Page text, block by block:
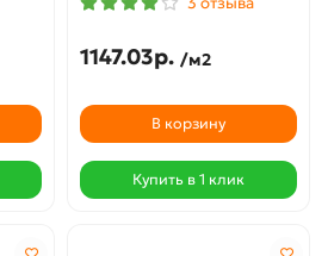
1147.03р. /м2
В корзину
Купить в 1 клик